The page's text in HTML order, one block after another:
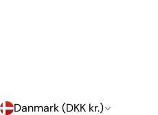
Danmark (DKK kr.)